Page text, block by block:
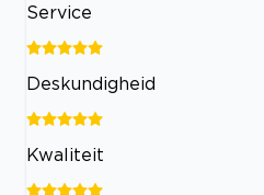
Service
Deskundigheid
Kwaliteit